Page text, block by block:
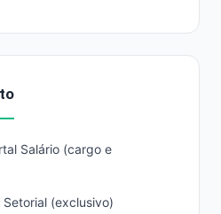
Salário (cargo e
(exclusivo)